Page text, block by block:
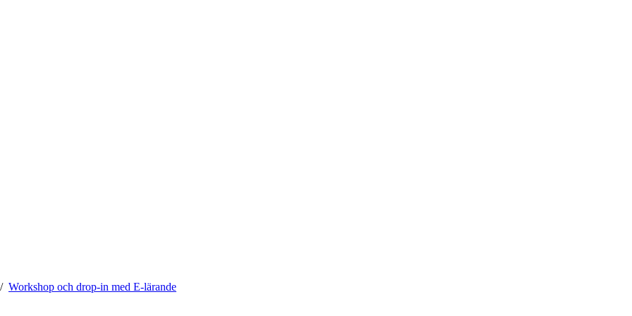
Workshop och drop-in med E-lärande